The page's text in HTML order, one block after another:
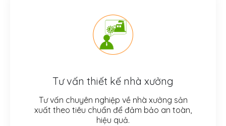
Tư vấn thiết kế nhà xưởng
Tư vấn chuyên nghiệp về nhà xưởng sản
xuất theo tiêu chuẩn để đảm bảo an toàn,
hiệu quả.